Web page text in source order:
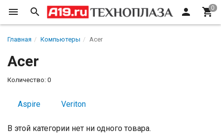
Главная Компьютеры Acer
Acer
Количество: 0
Aspire Veriton
В этой категории нет ни одного товара.